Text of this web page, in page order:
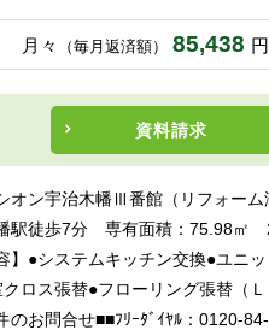
月々 （毎月返済額） 85,438 円
資料請求
オン宇治木幡Ⅲ番館（リフォー
駅徒歩7分 専有面積：75.98
】●システムキッチン交換●ユニ
ロス張替●フローリング張替（
のお問合せ■■ﾌﾘｰﾀﾞｲﾔﾙ：0120-